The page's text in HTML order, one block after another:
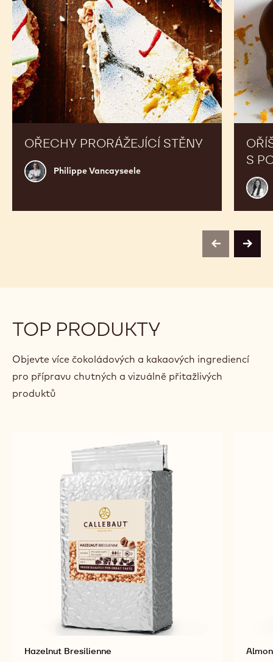
OŘECHY PRORÁŽEJÍCÍ STĚNY
Philippe
Vancayseele
Philippe Vancayseele
S
previousnext
TOP PRODUKTY
Objevte více čokoládových a kakaových ingrediencí
pro přípravu chutných a vizuálně přitažlivých
produktů
Hazelnut Bresilienne